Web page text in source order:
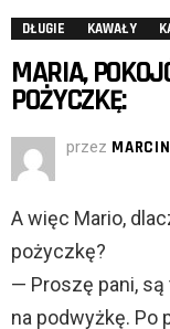
DŁUGIE KAWAŁY
MARIA,
POŻYCZKĘ:
przez MARCIN
A więc Mario,
pożyczkę?
— Proszę pani, są
na podwyżkę. Po